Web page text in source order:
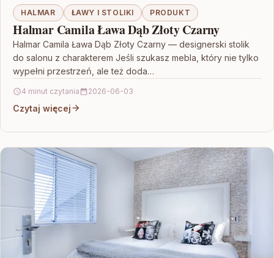
HALMAR ŁAWY I STOLIKI PRODUKT
Halmar Camila Ława Dąb Złoty Czarny
Halmar Camila Ława Dąb Złoty Czarny — designerski stolik
do salonu z charakterem Jeśli szukasz mebla, który nie tylko
wypełni przestrzeń, ale też doda…
4 minut czytania 2026-06-03
Czytaj więcej